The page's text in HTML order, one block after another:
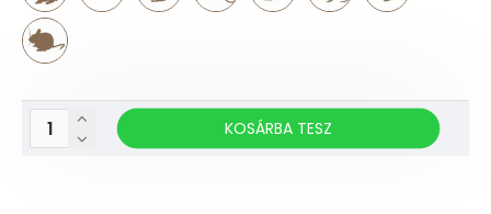
KOSÁRBA TESZ